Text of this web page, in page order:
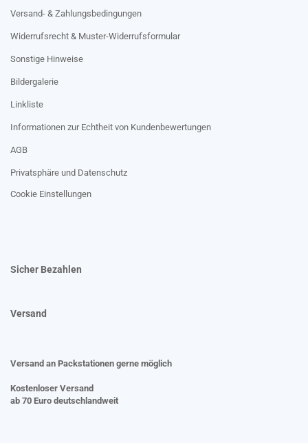
Versand- & Zahlungsbedingungen
Widerrufsrecht & Muster-Widerrufsformular
Sonstige Hinweise
Bildergalerie
Linkliste
Informationen zur Echtheit von Kundenbewertungen
AGB
Privatsphäre und Datenschutz
Cookie Einstellungen
Sicher Bezahlen
Versand
Versand an Packstationen gerne möglich
Kostenloser Versand
ab 70 Euro deutschlandweit